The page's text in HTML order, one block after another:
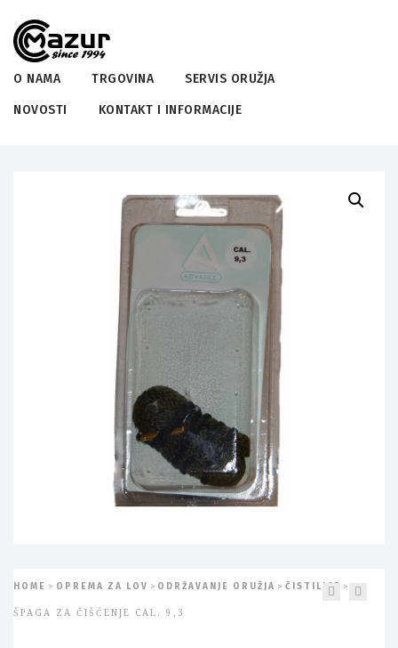
O NAMA TRGOVINA SERVIS ORUŽJA
NOVOSTI KONTAKT I INFORMACIJE
HOME > OPREMA ZA LOV > ODRŽAVANJE ORUŽJA > ČISTILICE >
ŠPAGA ZA ČIŠĆENJE CAL. 9,3